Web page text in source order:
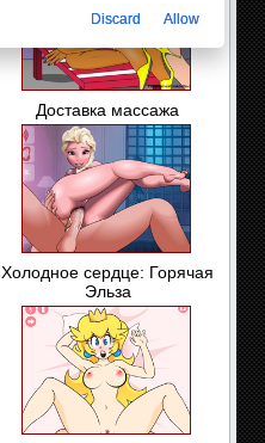
Доставка массажа
Холодное сердце: Горячая
Эльза
Discard Allow